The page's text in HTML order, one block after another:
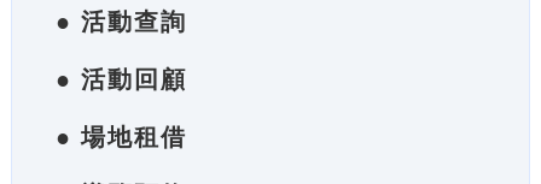
● 活動查詢
● 活動回顧
● 場地租借